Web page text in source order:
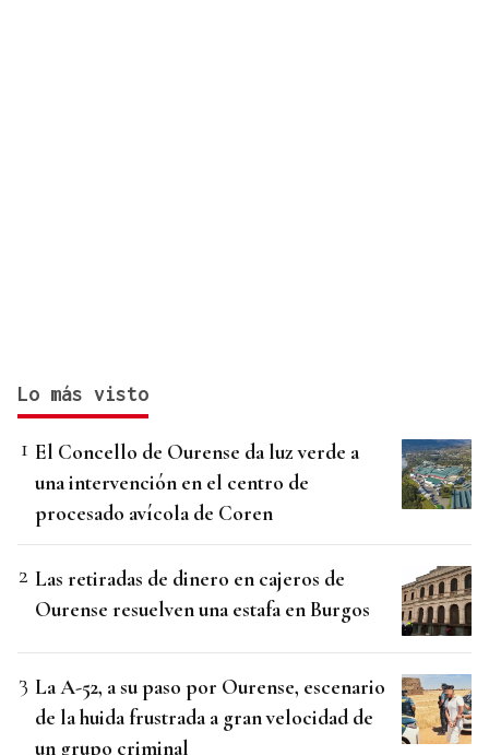
Lo más visto
El Concello de Ourense da luz verde a
una intervención en el centro de
procesado avícola de Coren
Las retiradas de dinero en cajeros de
Ourense resuelven una estafa en Burgos
La A-52, a su paso por Ourense, escenario
de la huida frustrada a gran velocidad de
un grupo criminal